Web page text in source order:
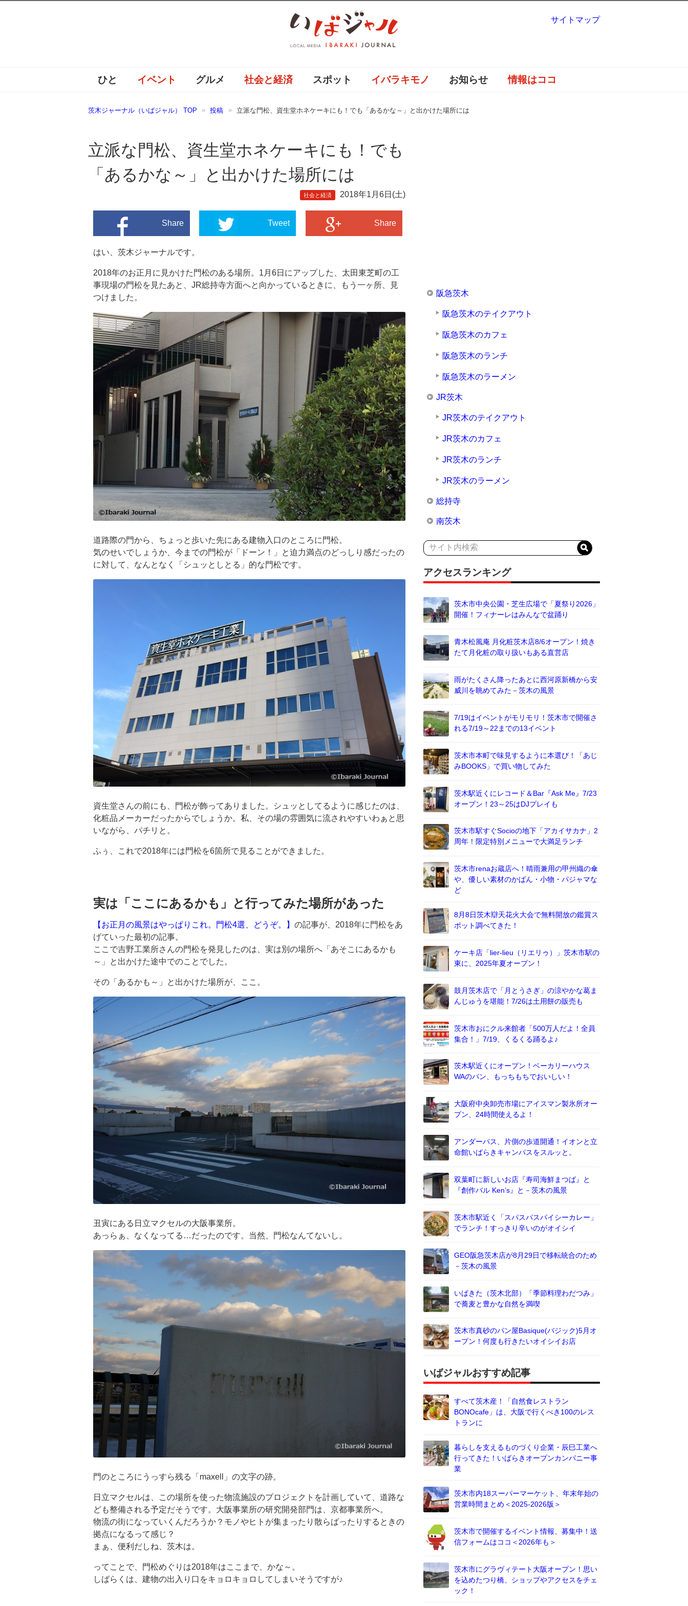
ひと イベント グルメ 社会と経済 スポット イバラキモノ お知らせ 情報はココ
茨木ジャーナル（いばジャル） TOP 投稿 立派な門松、資生堂ホネケーキにも！でも「あるかな～」と出かけた場所には
立派な門松、資生堂ホネケーキにも！でも
「あるかな～」と出かけた場所には
社会と経済 2018年1月6日(土)
Share Tweet Share
はい、茨木ジャーナルです。
2018年のお正月に見かけた門松のある場所。1月6日にアップした、太田東芝町の工
事現場の門松を見たあと、JR総持寺方面へと向かっているときに、もう一ヶ所、見
つけました。
道路際の門から、ちょっと歩いた先にある建物入口のところに門松。
気のせいでしょうか、今までの門松が「ドーン！」と迫力満点のどっしり感だったの
に対して、なんとなく「シュッとしとる」的な門松です。
資生堂さんの前にも、門松が飾ってありました。シュッとしてるように感じたのは、
化粧品メーカーだったからでしょうか。私、その場の雰囲気に流されやすいわぁと思
いながら、パチリと。
ふぅ、これで2018年には門松を6箇所で見ることができました。
実は「ここにあるかも」と行ってみた場所があった
【お正月の風景はやっぱりこれ。門松4選、どうぞ。】 の記事が、2018年に門松をあ
げていった最初の記事。
ここで吉野工業所さんの門松を発見したのは、実は別の場所へ「あそこにあるかも
～」と出かけた途中でのことでした。
その「あるかも～」と出かけた場所が、ここ。
丑寅にある日立マクセルの大阪事業所。
あっらぁ、なくなってる…だったのです。当然、門松なんてないし。
門のところにうっすら残る「maxell」の文字の跡。
日立マクセルは、この場所を使った物流施設のプロジェクトを計画していて、道路な
ども整備される予定だそうです。大阪事業所の研究開発部門は、京都事業所へ。
物流の街になっていくんだろうか？モノやヒトが集まったり散らばったりするときの
拠点になるって感じ？
まぁ、便利だしね、茨木は。
ってことで、門松めぐりは2018年はここまで、かな～。
しばらくは、建物の出入り口をキョロキョロしてしまいそうですが♪
阪急茨木
阪急茨木のテイクアウト
阪急茨木のカフェ
阪急茨木のランチ
阪急茨木のラーメン
JR茨木
JR茨木のテイクアウト
JR茨木のカフェ
JR茨木のランチ
JR茨木のラーメン
総持寺
南茨木
アクセスランキング
茨木市中央公園・芝生広場で「夏祭り2026」
開催！フィナーレはみんなで盆踊り
青木松風庵 月化粧茨木店8/6オープン！焼き
たて月化粧の取り扱いもある直営店
雨がたくさん降ったあとに西河原新橋から安
威川を眺めてみた－茨木の風景
7/19はイベントがモリモリ！茨木市で開催さ
れる7/19～22までの13イベント
茨木市本町で味見するように本選び！「あじ
みBOOKS」で買い物してみた
茨木駅近くにレコード＆Bar『Ask Me』7/23
オープン！23～25はDJプレイも
茨木市駅すぐSocioの地下「アカイサカナ」2
周年！限定特別メニューで大満足ランチ
茨木市renaお蔵店へ！晴雨兼用の甲州織の傘
や、優しい素材のかばん・小物・パジャマな
ど
8月8日茨木辯天花火大会で無料開放の鑑賞ス
ポット調べてきた！
ケーキ店「lier-lieu（リエリゥ）」茨木市駅の
東に、2025年夏オープン！
鼓月茨木店で「月とうさぎ」の涼やかな葛ま
んじゅうを堪能！7/26は土用餅の販売も
茨木市おにクル来館者「500万人だよ！全員
集合！」7/19、くるくる踊るよ♪
茨木駅近くにオープン！ベーカリーハウス
WAのパン、もっちもちでおいしい！
大阪府中央卸売市場にアイスマン製氷所オー
プン、24時間使えるよ！
アンダーパス、片側の歩道開通！イオンと立
命館いばらきキャンパスをスルッと。
双葉町に新しいお店『寿司海鮮まつば』と
『創作バル Ken’s』と－茨木の風景
茨木市駅近く「スパスパスパイシーカレー」
でランチ！すっきり辛いのがオイシイ
GEO阪急茨木店が8月29日で移転統合のため
－茨木の風景
いばきた（茨木北部）「季節料理わだつみ」
で蕎麦と豊かな自然を満喫
茨木市真砂のパン屋Basique(バジック)5月オ
ープン！何度も行きたいオイシイお店
いばジャルおすすめ記事
すべて茨木産！「自然食レストラン
BONOcafe」は、大阪で行くべき100のレス
トランに
暮らしを支えるものづくり企業・辰巳工業へ
行ってきた！いばらきオープンカンパニー事
業
茨木市内18スーパーマーケット、年末年始の
営業時間まとめ＜2025-2026版＞
茨木市で開催するイベント情報、募集中！送
信フォームはココ＜2026年も＞
茨木市にグラヴィテート大阪オープン！思い
を込めたつり橋、ショップやアクセスをチェ
ック！
サイトマップ